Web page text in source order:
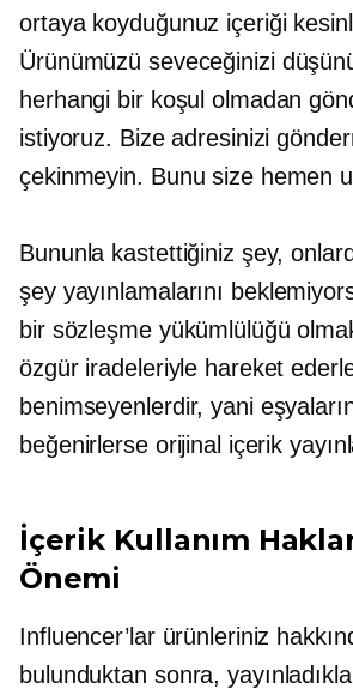
ortaya koyduğunuz içeriği
Ürünümüzü seveceğinizi
herhangi bir koşul olmadan
istiyoruz. Bize adresinizi
çekinmeyin. Bunu size hemen
Bununla kastettiğiniz şey,
şey yayınlamalarını
bir sözleşme yükümlülüğü
özgür iradeleriyle hareket
benimseyenlerdir, yani
beğenirlerse orijinal içerik
İçerik Kullanım
Önemi
Influencer’lar ürünleriniz
bulunduktan sonra,